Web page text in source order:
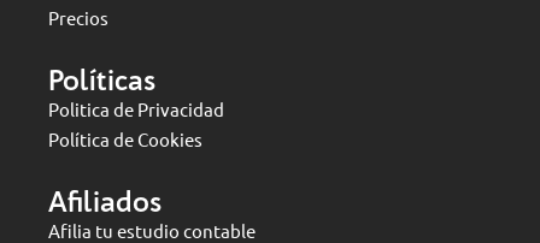
Precios
Políticas
Politica de Privacidad
Política de Cookies
Afiliados
Afilia tu estudio contable